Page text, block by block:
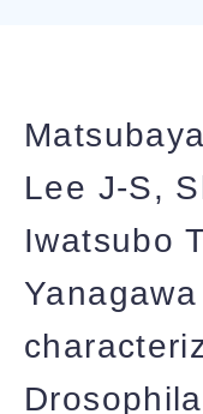
Lee J-S,
Iwatsubo